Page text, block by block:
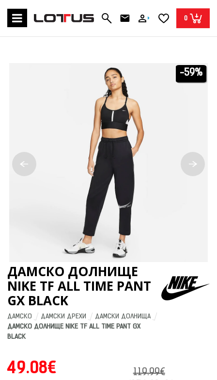
0
-59%
ДАМСКО ДОЛНИЩЕ
NIKE TF ALL TIME PANT
GX BLACK
ДАМСКО ДАМСКИ ДРЕХИ
ДАМСКИ ДОЛНИЩА
ДАМСКО ДОЛНИЩЕ NIKE TF ALL TIME PANT GX
BLACK
49.08€
119.99€